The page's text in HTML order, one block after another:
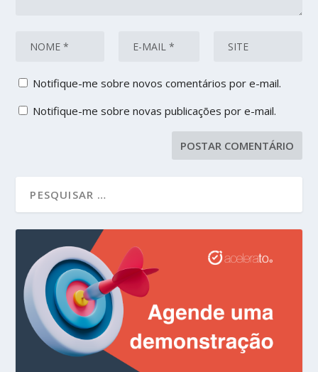
Notifique-me sobre novos comentários por e-mail.
Notifique-me sobre novas publicações por e-mail.